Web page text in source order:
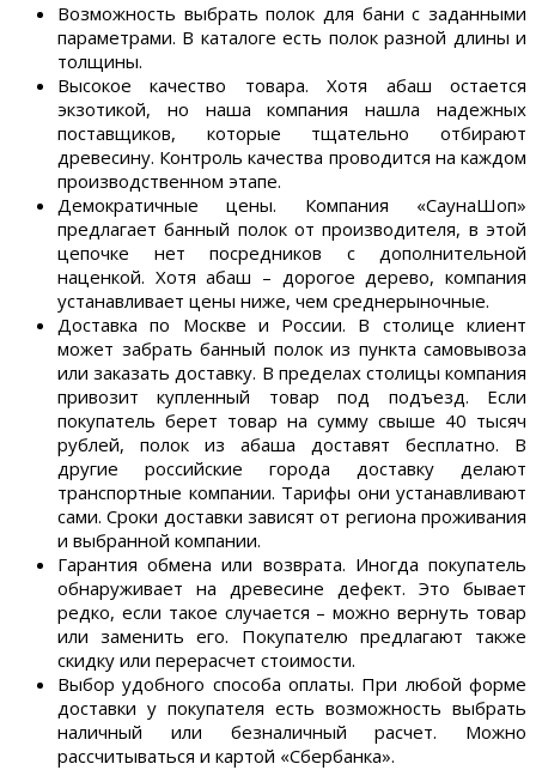
Возможность выбрать полок для бани с заданными
параметрами. В каталоге есть полок разной длины и
толщины.
Высокое качество товара. Хотя абаш остается
экзотикой, но наша компания нашла надежных
поставщиков, которые тщательно отбирают
древесину. Контроль качества проводится на каждом
производственном этапе.
Демократичные цены. Компания «СаунаШоп»
предлагает банный полок от производителя, в этой
цепочке нет посредников с дополнительной
наценкой. Хотя абаш – дорогое дерево, компания
устанавливает цены ниже, чем среднерыночные.
Доставка по Москве и России. В столице клиент
может забрать банный полок из пункта самовывоза
или заказать доставку. В пределах столицы компания
привозит купленный товар под подъезд. Если
покупатель берет товар на сумму свыше 40 тысяч
рублей, полок из абаша доставят бесплатно. В
другие российские города доставку делают
транспортные компании. Тарифы они устанавливают
сами. Сроки доставки зависят от региона проживания
и выбранной компании.
Гарантия обмена или возврата. Иногда покупатель
обнаруживает на древесине дефект. Это бывает
редко, если такое случается – можно вернуть товар
или заменить его. Покупателю предлагают также
скидку или перерасчет стоимости.
Выбор удобного способа оплаты. При любой форме
доставки у покупателя есть возможность выбрать
наличный или безналичный расчет. Можно
рассчитываться и картой «Сбербанка».